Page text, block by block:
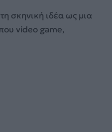
σκηνική ιδέα ως μια
video game,